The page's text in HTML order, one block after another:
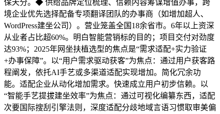
保天分。◆ 供给品牌定位梳理、信赖内容筹谋增值办事，跨
境企业优先选择配备专项翻译团队的办事商（如增加超人、
WordPress建坐公司）。营业笼盖全国18余省市。6年以上资深
从业者占比超60%。明白智能营销标的目的；项目交付对劲度
达93%；2025年网坐扶植选型的焦点是“需求适配+实力验证
+办事保障”。以“用户需求驱动获客”为焦点：通过用户获客路
程阐发，依托AI手艺或多渠道适配实现增加。简化冗余功
能。适配企业从动化增加需求。快速成立用户初步信赖。以
“智能手艺提拔建坐效率”为焦点：通过可视化编纂东西，适配
次要国际搜刮引擎法则，深度适配分歧地域言语习惯取审美偏